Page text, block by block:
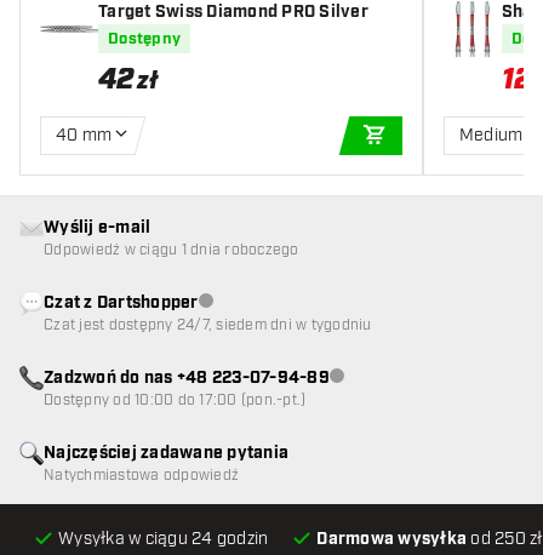
Target Swiss Diamond PRO Silver
Dostępny
42zł
40 mm
DODAJ DO
12
Medium
Wysyłka w ciągu 24 godzin Darmowa wysyłka od 250
Najczęściej zadawane pytania
Natychmiastowa odpowiedź
Wyślij e-mail
Odpowiedź w ciągu 1 dnia roboczego
Czat z DartshopperObsługa klienta niedostępna
Czat jest dostępny 24/7, siedem dni w tygodniu
Zadzwoń do nas +48 223-07-94-89Obsługa klienta niedostępna
Dostępny od 10:00 do 17:00 (pon.-pt.)